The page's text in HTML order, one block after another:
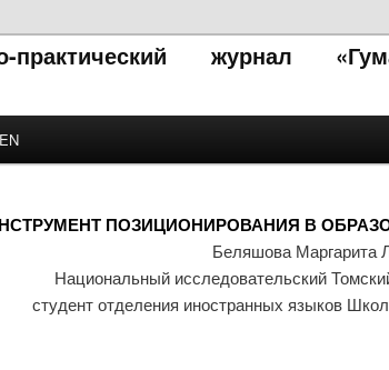
практический журнал
EN
ПОЗИЦИОНИРОВАНИЯ В
Беляшова Маргарита
Национальный исследовательский
студент отделения иностранных языков